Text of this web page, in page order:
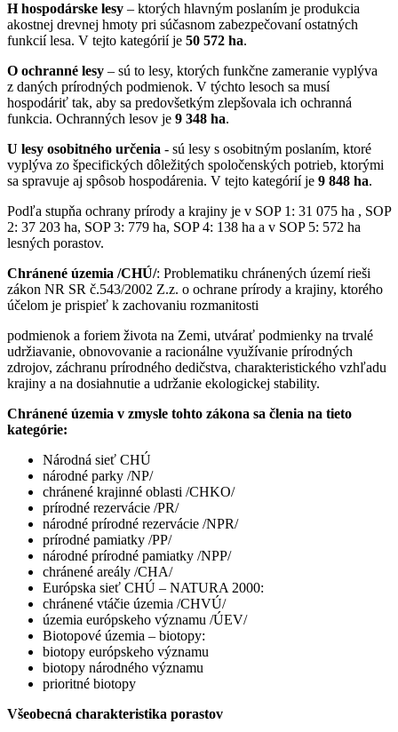
H hospodárske lesy – ktorých hlavným poslaním je produkcia
akostnej drevnej hmoty pri súčasnom zabezpečovaní ostatných
funkcií lesa. V tejto kategórií je 50 572 ha.
O ochranné lesy – sú to lesy, ktorých funkčne zameranie vyplýva
z daných prírodných podmienok. V týchto lesoch sa musí
hospodáriť tak, aby sa predovšetkým zlepšovala ich ochranná
funkcia. Ochranných lesov je 9 348 ha.
U lesy osobitného určenia - sú lesy s osobitným poslaním, ktoré
vyplýva zo špecifických dôležitých spoločenských potrieb, ktorými
sa spravuje aj spôsob hospodárenia. V tejto kategórií je 9 848 ha.
Podľa stupňa ochrany prírody a krajiny je v SOP 1: 31 075 ha , SOP
2: 37 203 ha, SOP 3: 779 ha, SOP 4: 138 ha a v SOP 5: 572 ha
lesných porastov.
Chránené územia /CHÚ/: Problematiku chránených území rieši
zákon NR SR č.543/2002 Z.z. o ochrane prírody a krajiny, ktorého
účelom je prispieť k zachovaniu rozmanitosti
podmienok a foriem života na Zemi, utvárať podmienky na trvalé
udržiavanie, obnovovanie a racionálne využívanie prírodných
zdrojov, záchranu prírodného dedičstva, charakteristického vzhľadu
krajiny a na dosiahnutie a udržanie ekologickej stability.
Chránené územia v zmysle tohto zákona sa členia na tieto
kategórie:
Národná sieť CHÚ
národné parky /NP/
chránené krajinné oblasti /CHKO/
prírodné rezervácie /PR/
národné prírodné rezervácie /NPR/
prírodné pamiatky /PP/
národné prírodné pamiatky /NPP/
chránené areály /CHA/
Európska sieť CHÚ – NATURA 2000:
chránené vtáčie územia /CHVÚ/
územia európskeho významu /ÚEV/
Biotopové územia – biotopy:
biotopy európskeho významu
biotopy národného významu
prioritné biotopy
Všeobecná charakteristika porastov